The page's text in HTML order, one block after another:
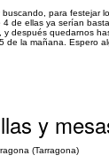
para festejar
de ellas ya serían
y después quedarnos
de la mañana. Espero
y
(Tarragona)